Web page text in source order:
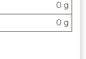
0 g
0 g